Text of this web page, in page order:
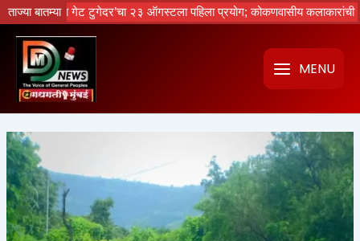
ताज्या बातम्या
टुगेदर’चा २३ ऑगस्टला पहिला प्रयोग; कोकणवासीय कलाकारांची धमाल मेजवानी
Skip
to
content
MENU